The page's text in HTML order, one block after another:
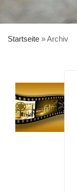
Startseite »Archiv